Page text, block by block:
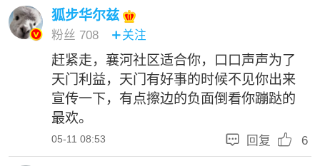
狐步华尔兹
粉丝 708 关注
赶紧走，襄河社区适合你，口口声声为了
天门利益，天门有好事的时候不见你出来
宣传一下，有点擦边的负面倒看你蹦跶的
最欢。
05-11 08:53  回复  6